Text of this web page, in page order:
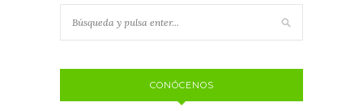
CONÓCENOS